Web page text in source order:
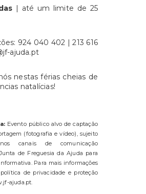
| até um limite de 25
924 040 402 | 213 616
ajuda.pt
nestas férias cheias de
natalícias!
Evento público alvo de captação
(fotografia e vídeo), sujeito
canais de comunicação
de Freguesia da Ajuda para
Para mais informações
de privacidade e proteção
ajuda.pt.